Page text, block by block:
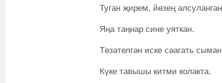
Туган җирем, йөзең
Яңа таңнар сине уяткан.
Төзәтелгән иске сәагать
Күке тавышы китми колакта.